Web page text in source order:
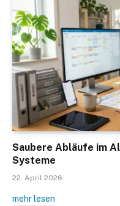
Saubere Abläufe im
Systeme
22. April 2026
mehr lesen